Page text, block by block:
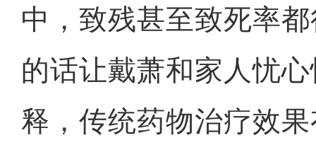
中，致残甚至致死率
的话让戴萧和家人忧
释，传统药物治疗效